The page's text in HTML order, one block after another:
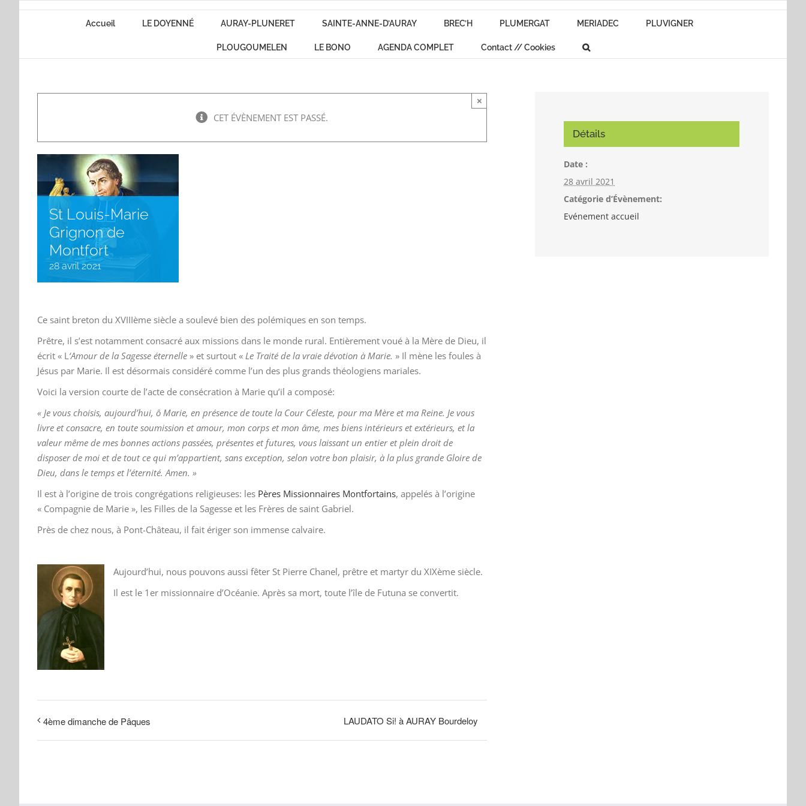
Passer
Accueil LE DOYENNÉ AURAY-PLUNERET SAINTE-ANNE-D’AURAY BREC’H PLUMERGAT MERIADEC PLUVIGNER
PLOUGOUMELEN LE BONO AGENDA COMPLET Contact // Cookies
CET ÉVÈNEMENT EST PASSÉ.
×
St Louis-Marie
Grignon de
Montfort
28 avril 2021
Ce saint breton du XVIIIème siècle a soulevé bien des polémiques en son temps.
Prêtre, il s’est notamment consacré aux missions dans le monde rural. Entièrement voué à la Mère de Dieu, il
écrit « L‘Amour de la Sagesse éternelle » et surtout « Le Traité de la vraie dévotion à Marie. » Il mène les foules à
Jésus par Marie. Il est désormais considéré comme l’un des plus grands théologiens mariales.
Voici la version courte de l’acte de consécration à Marie qu’il a composé:
« Je vous choisis, aujourd’hui, ô Marie, en présence de toute la Cour Céleste, pour ma Mère et ma Reine. Je vous
livre et consacre, en toute soumission et amour, mon corps et mon âme, mes biens intérieurs et extérieurs, et la
valeur même de mes bonnes actions passées, présentes et futures, vous laissant un entier et plein droit de
disposer de moi et de tout ce qui m’appartient, sans exception, selon votre bon plaisir, à la plus grande Gloire de
Dieu, dans le temps et l’éternité. Amen. »
Il est à l’origine de trois congrégations religieuses: les Pères Missionnaires Montfortains, appelés à l’origine
« Compagnie de Marie », les Filles de la Sagesse et les Frères de saint Gabriel.
Près de chez nous, à Pont-Château, il fait ériger son immense calvaire.
Aujourd’hui, nous pouvons aussi fêter St Pierre Chanel, prêtre et martyr du XIXème siècle.
Il est le 1er missionnaire d’Océanie. Après sa mort, toute l’île de Futuna se convertit.
4ème dimanche de Pâques LAUDATO Si! à AURAY Bourdeloy
Détails
Date :
28 avril 2021
Catégorie d’Évènement:
Evénement accueil